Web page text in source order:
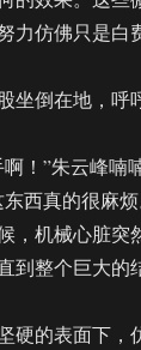
仿佛只是白
倒在地，呼
”朱云峰喃喃
西真的很麻烦
机械心脏突
到整个巨大的
的表面下，